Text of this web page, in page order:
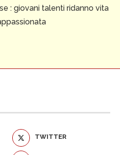
: giovani talenti ridanno vita
TWITTER